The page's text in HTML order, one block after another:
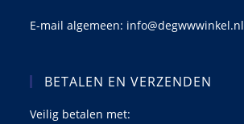
E-mail algemeen: info@degwwwinkel.nl
BETALEN EN VERZENDEN
Veilig betalen met: